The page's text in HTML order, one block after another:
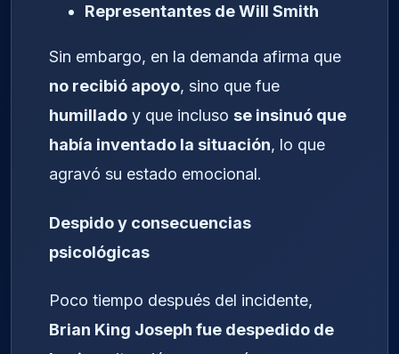
Representantes de Will Smith
Sin embargo, en la demanda afirma que
no recibió apoyo, sino que fue
humillado y que incluso se insinuó que
había inventado la situación, lo que
agravó su estado emocional.
Despido y consecuencias
psicológicas
Poco tiempo después del incidente,
Brian King Joseph fue despedido de